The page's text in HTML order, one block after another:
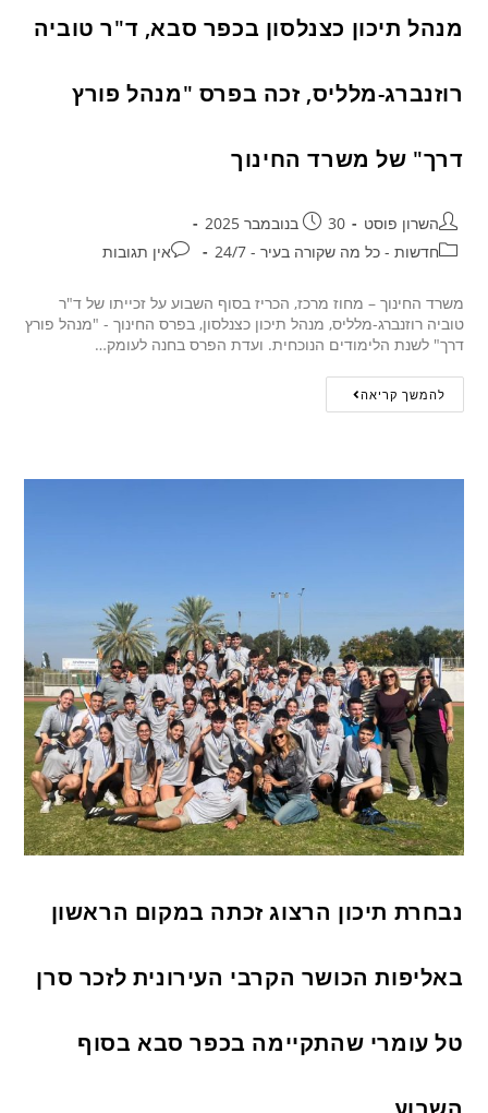
מנהל תיכון כצנלסון בכפר סבא, ד"ר טוביה
רוזנברג-מלליס, זכה בפרס "מנהל פורץ
דרך" של משרד החינוך
השרון פוסט
30 בנובמבר 2025
חדשות - כל מה שקורה בעיר - 24/7
אין תגובות
משרד החינוך – מחוז מרכז, הכריז בסוף השבוע על זכייתו של ד"ר
טוביה רוזנברג-מלליס, מנהל תיכון כצנלסון, בפרס החינוך - "מנהל פורץ
דרך" לשנת הלימודים הנוכחית. ועדת הפרס בחנה לעומק…
להמשך קריאה
נבחרת תיכון הרצוג זכתה במקום הראשון
באליפות הכושר הקרבי העירונית לזכר סרן
טל עומרי שהתקיימה בכפר סבא בסוף